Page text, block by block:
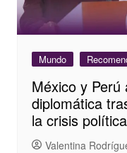
Mundo
México y
diplomática
la crisis política
Valentina